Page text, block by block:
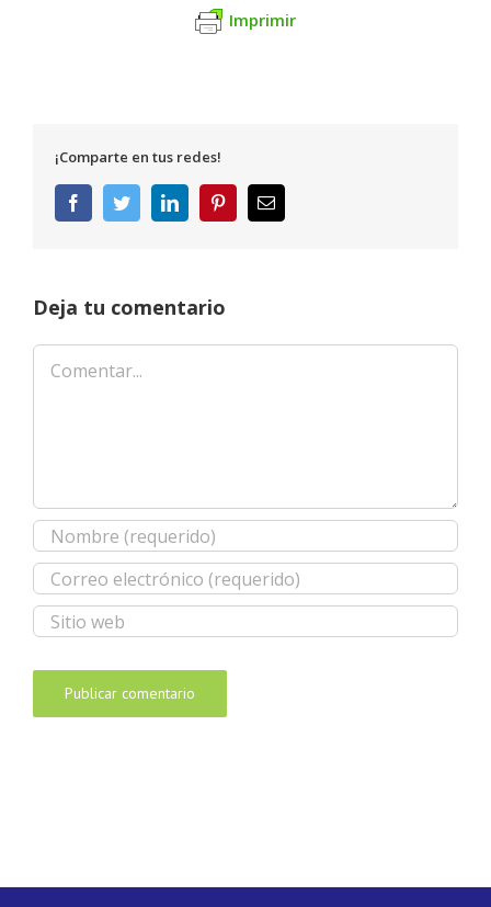
Imprimir
¡Comparte en tus redes!
FacebookTwitterLinkedInPinterestCorreo
electrónico
Deja tu comentario
Comentar